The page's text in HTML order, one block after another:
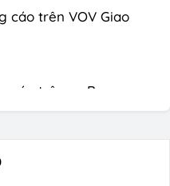
cáo Báo Tuổi Trẻ